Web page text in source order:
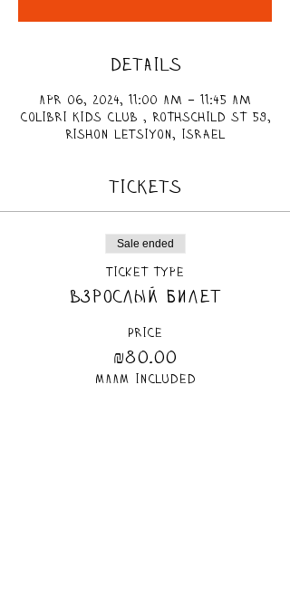
DETAILS
Apr 06, 2024, 11:00 AM – 11:45 AM
Colibri Kids Club , Rothschild St 59,
Rishon LeTsiyon, Israel
TICKETS
Sale ended
Ticket type
Взрослый билет
Price
₪80.00
маам included